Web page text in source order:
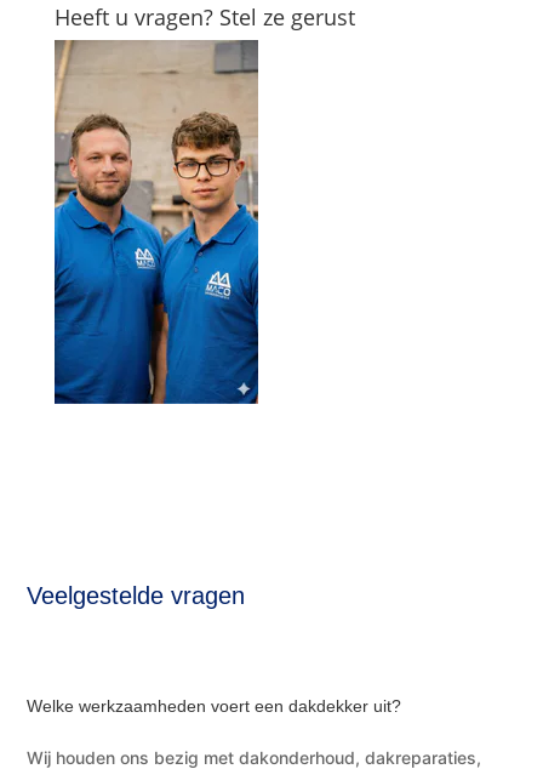
Heeft u vragen? Stel ze gerust
Veelgestelde vragen
Welke werkzaamheden voert een dakdekker uit?
Wij houden ons bezig met dakonderhoud, dakreparaties,